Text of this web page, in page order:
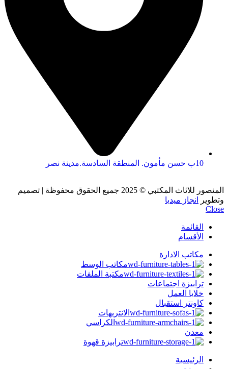
10ب حسن مأمون. المنطقة السادسة.مدينة نصر
المنصور للاثاث المكتبي
© 2025 جميع الحقوق محفوظة | تصميم
وتطوير
انجاز ميديا
Close
القائمة
الأقسام
مكاتب الادارة
مكاتب الوسط
مكتبة الملفات
ترابيزة اجتماعات
خلايا العمل
كاونتر استقبال
الانتريهات
الكراسي
معدن
ترابيزة قهوة
الرئيسية